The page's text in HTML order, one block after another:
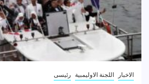
الاخبار اللجنة الاوليمبية رئيسى